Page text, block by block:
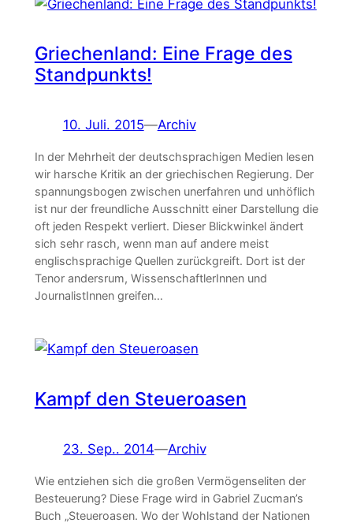
Griechenland: Eine Frage des
Standpunkts!
10. Juli. 2015—Archiv
In der Mehrheit der deutschsprachigen Medien lesen
wir harsche Kritik an der griechischen Regierung. Der
spannungsbogen zwischen unerfahren und unhöflich
ist nur der freundliche Ausschnitt einer Darstellung die
oft jeden Respekt verliert. Dieser Blickwinkel ändert
sich sehr rasch, wenn man auf andere meist
englischsprachige Quellen zurückgreift. Dort ist der
Tenor andersrum, WissenschaftlerInnen und
JournalistInnen greifen…
Kampf den Steueroasen
23. Sep.. 2014—Archiv
Wie entziehen sich die großen Vermögenseliten der
Besteuerung? Diese Frage wird in Gabriel Zucman’s
Buch „Steueroasen. Wo der Wohlstand der Nationen